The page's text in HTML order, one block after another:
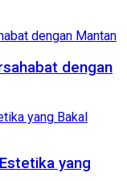
dengan
yang